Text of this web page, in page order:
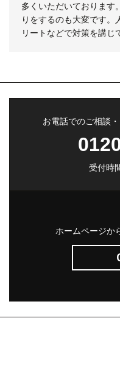
多くいただいております
りをするのも大変です。
リートなどで対策を講じ
お電話でのご相談
受付時
ホームページか